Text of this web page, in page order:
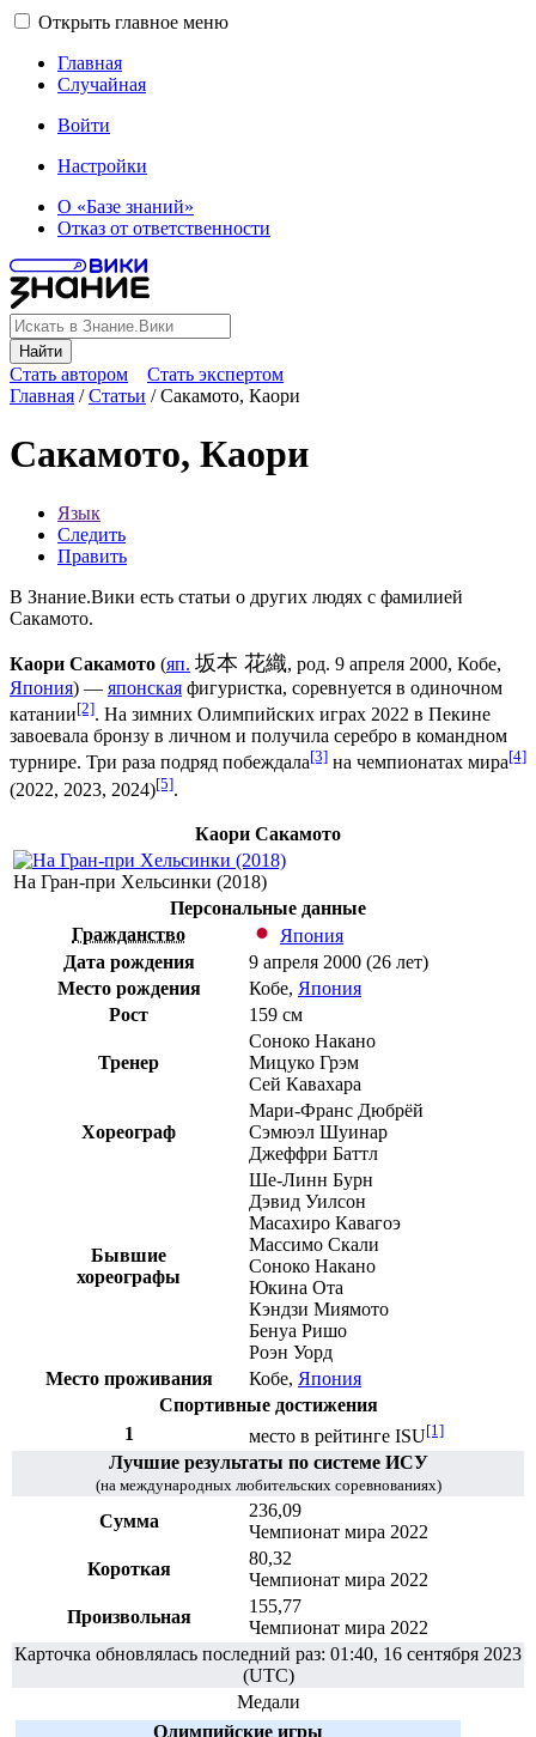
Открыть главное меню
Главная
Случайная
Войти
Настройки
О «Базе знаний»
Отказ от ответственности
Найти
Стать автором
Стать экспертом
Главная /Статьи /Сакамото, Каори
Сакамото, Каори
Язык
Следить
Править
В Знание.Вики есть статьи о других людях с фамилией
Сакамото.
Каори Сакамото (яп. 坂本 花織, род. 9 апреля 2000, Кобе,
Япония) — японская фигуристка, соревнуется в одиночном
катании[2]. На зимних Олимпийских играх 2022 в Пекине
завоевала бронзу в личном и получила серебро в командном
турнире. Три раза подряд побеждала[3] на чемпионатах мира[4]
(2022, 2023, 2024)[5].
Каори Сакамото
На Гран-при Хельсинки (2018)
Персональные данные
Гражданство
Япония
Дата рождения
9 апреля 2000 (26 лет)
Место рождения
Кобе, Япония
Рост
159 см
Тренер
Соноко Накано
Мицуко Грэм
Сей Кавахара
Хореограф
Мари-Франс Дюбрёй
Сэмюэл Шуинар
Джеффри Баттл
Бывшие
хореографы
Ше-Линн Бурн
Дэвид Уилсон
Масахиро Кавагоэ
Массимо Скали
Соноко Накано
Юкина Ота
Кэндзи Миямото
Бенуа Ришо
Роэн Уорд
Место проживания
Кобе, Япония
Спортивные достижения
1
место в рейтинге ISU[1]
Лучшие результаты по системе ИСУ
(на международных любительских соревнованиях)
Сумма
236,09
Чемпионат мира 2022
Короткая
80,32
Чемпионат мира 2022
Произвольная
155,77
Чемпионат мира 2022
Карточка обновлялась последний раз: 01:40, 16 сентября 2023
(UTC)
Медали
Олимпийские игры